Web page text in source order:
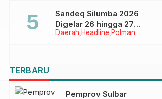
Daerah Headline Polman
Sandeq Silumba 2026
Digelar 26 hingga 27
September, Rangkaian
TERBARU
Pemprov Sulbar